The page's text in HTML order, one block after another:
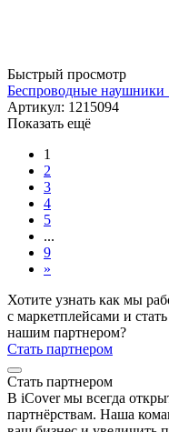
Быстрый просмотр
Беспроводные наушники
Артикул: 1215094
Показать ещё
1
2
3
4
5
...
9
»
Хотите узнать как мы
с маркетплейсами и стать
нашим партнером?
Стать партнером
Стать партнером
В iCover мы всегда
партнёрствам. Наша